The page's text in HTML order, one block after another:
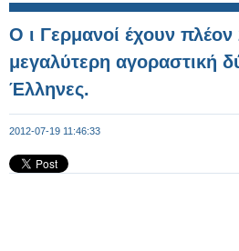
Ο ι Γερμανοί έχουν
μεγαλύτερη αγοραστική
Έλληνες.
2012-07-19 11:46:33